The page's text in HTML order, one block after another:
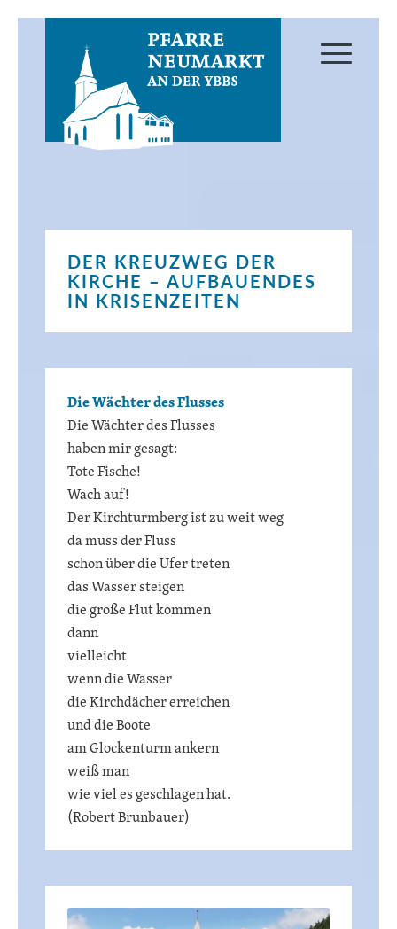
DER KREUZWEG DER
KIRCHE – AUFBAUENDES
IN KRISENZEITEN
Die Wächter des Flusses
Die Wächter des Flusses
haben mir gesagt:
Tote Fische!
Wach auf!
Der Kirchturmberg ist zu weit weg
da muss der Fluss
schon über die Ufer treten
das Wasser steigen
die große Flut kommen
dann
vielleicht
wenn die Wasser
die Kirchdächer erreichen
und die Boote
am Glockenturm ankern
weiß man
wie viel es geschlagen hat.
(Robert Brunbauer)